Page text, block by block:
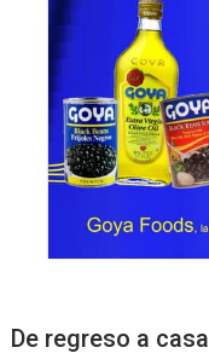
De regreso a casa